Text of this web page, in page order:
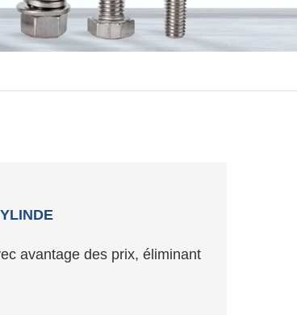
avantage des prix, éliminant